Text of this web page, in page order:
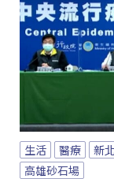
生活 醫療 新北
高雄砂石場